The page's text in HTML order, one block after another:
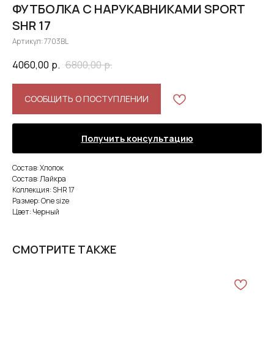
ФУТБОЛКА C НАРУКАВНИКАМИ SPORT
SHR 17
Артикул:7703BL
4060,00 р. 6800,00р.
СООБЩИТЬ О ПОСТУПЛЕНИИ
Получить консультацию
Состав: Хлопок
Состав: Лайкра
Коллекция: SHR 17
Размер: One size
Цвет: Черный
СМОТРИТЕ ТАКЖЕ